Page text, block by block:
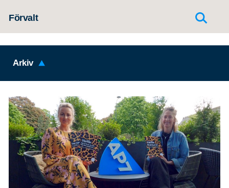
Förvalt
Arkiv